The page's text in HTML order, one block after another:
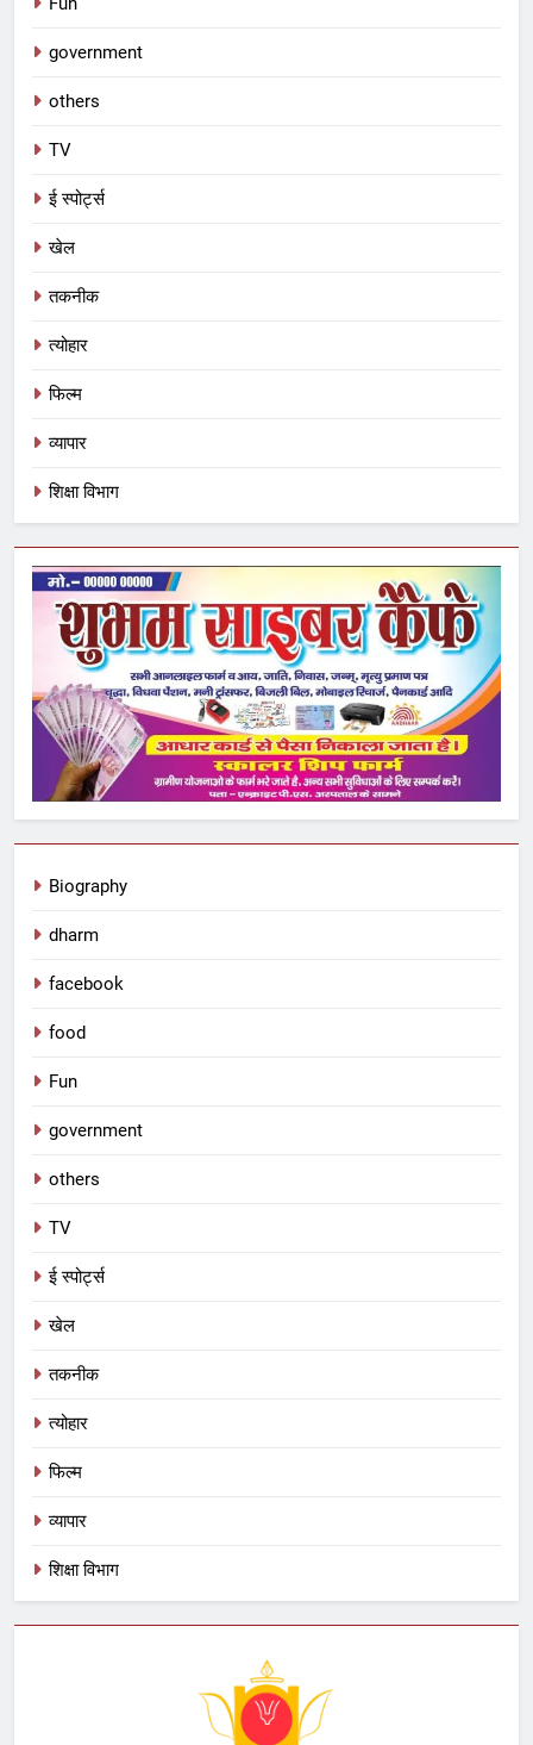
government
others
TV
ई स्पोर्ट्स
खेल
तकनीक
त्योहार
फिल्म
व्यापार
शिक्षा विभाग
Biography
dharm
facebook
food
Fun
government
others
TV
ई स्पोर्ट्स
खेल
तकनीक
त्योहार
फिल्म
व्यापार
शिक्षा विभाग
6
विश्वामित्र की वंशावली – कौशिक वंश का
इतिहास और रहस्य